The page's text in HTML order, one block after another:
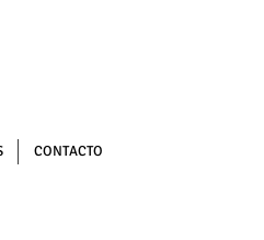
CONTACTO